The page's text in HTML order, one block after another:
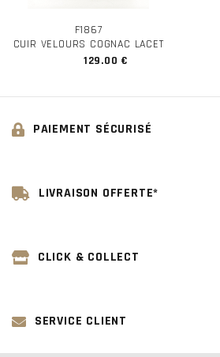
F1867
CUIR VELOURS COGNAC LACET
129.00 €
PAIEMENT SÉCURISÉ
LIVRAISON OFFERTE*
CLICK & COLLECT
SERVICE CLIENT